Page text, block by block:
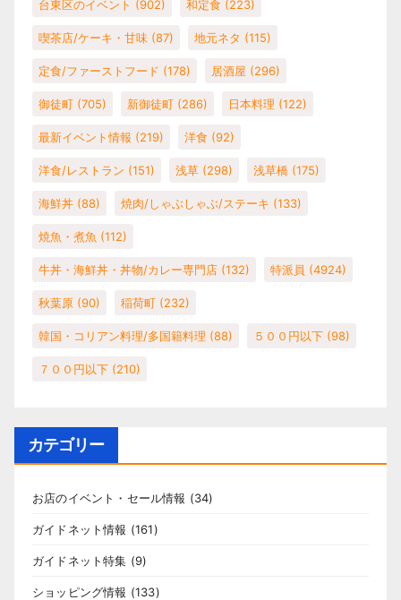
台東区のイベント (902) 和定食 (223)
喫茶店/ケーキ・甘味 (87) 地元ネタ (115)
定食/ファーストフード (178) 居酒屋 (296)
御徒町 (705) 新御徒町 (286) 日本料理 (122)
最新イベント情報 (219) 洋食 (92)
洋食/レストラン (151) 浅草 (298) 浅草橋 (175)
海鮮丼 (88) 焼肉/しゃぶしゃぶ/ステーキ (133)
焼魚・煮魚 (112)
牛丼・海鮮丼・丼物/カレー専門店 (132) 特派員 (4924)
秋葉原 (90) 稲荷町 (232)
韓国・コリアン料理/多国籍料理 (88) ５００円以下 (98)
７００円以下 (210)
カテゴリー
お店のイベント・セール情報 (34)
ガイドネット情報 (161)
ガイドネット特集 (9)
ショッピング情報 (133)